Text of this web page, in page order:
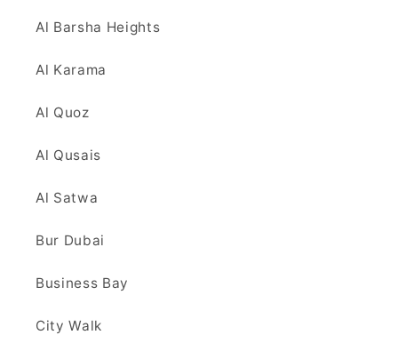
Al Barsha Heights
Al Karama
Al Quoz
Al Qusais
Al Satwa
Bur Dubai
Business Bay
City Walk